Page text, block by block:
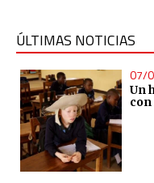
ÚLTIMAS NOTICIAS
07/
Un